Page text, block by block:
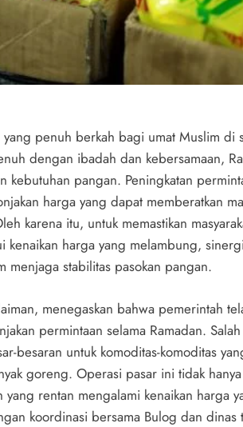
yang penuh berkah bagi umat Muslim di
dengan ibadah dan kebersamaan,
kebutuhan pangan. Peningkatan
harga yang dapat memberatkan
karena itu, untuk memastikan
harga yang melambung,
menjaga stabilitas pasokan pangan.
menegaskan bahwa pemerintah
permintaan selama Ramadan.
besaran untuk komoditas-komoditas
goreng. Operasi pasar ini tidak
yang rentan mengalami kenaikan harga
koordinasi bersama Bulog dan